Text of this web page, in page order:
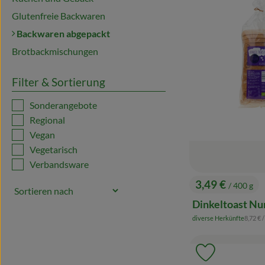
Glutenfreie Backwaren
Backwaren abgepackt
Brotbackmischungen
Filter & Sortierung
Sonderangebote
Regional
Vegan
Vegetarisch
Verbandsware
, Preis:
3,49 € / 400 g
Dinkeltoast
, Herkunft:
diverse Herkünfte,8,72 €
Produkt